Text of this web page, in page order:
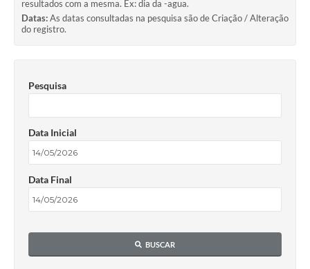
resultados com a mesma. Ex: dia da -agua.
Datas:As datas consultadas na pesquisa são de Criação / Alteração
do registro.
Pesquisa
Data Inicial
Data Final
BUSCAR